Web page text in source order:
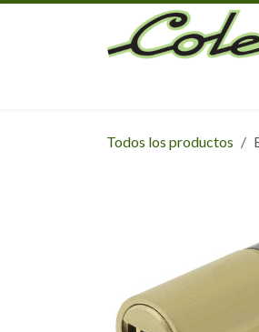
Ir al contenido
Todos los productos